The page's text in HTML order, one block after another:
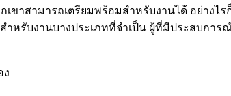
เขาสามารถเตรียมพร้อมสำหรับงานได้ อย่าง
รับงานบางประเภทที่จำเป็น ผู้ที่มีประสบกา
ง